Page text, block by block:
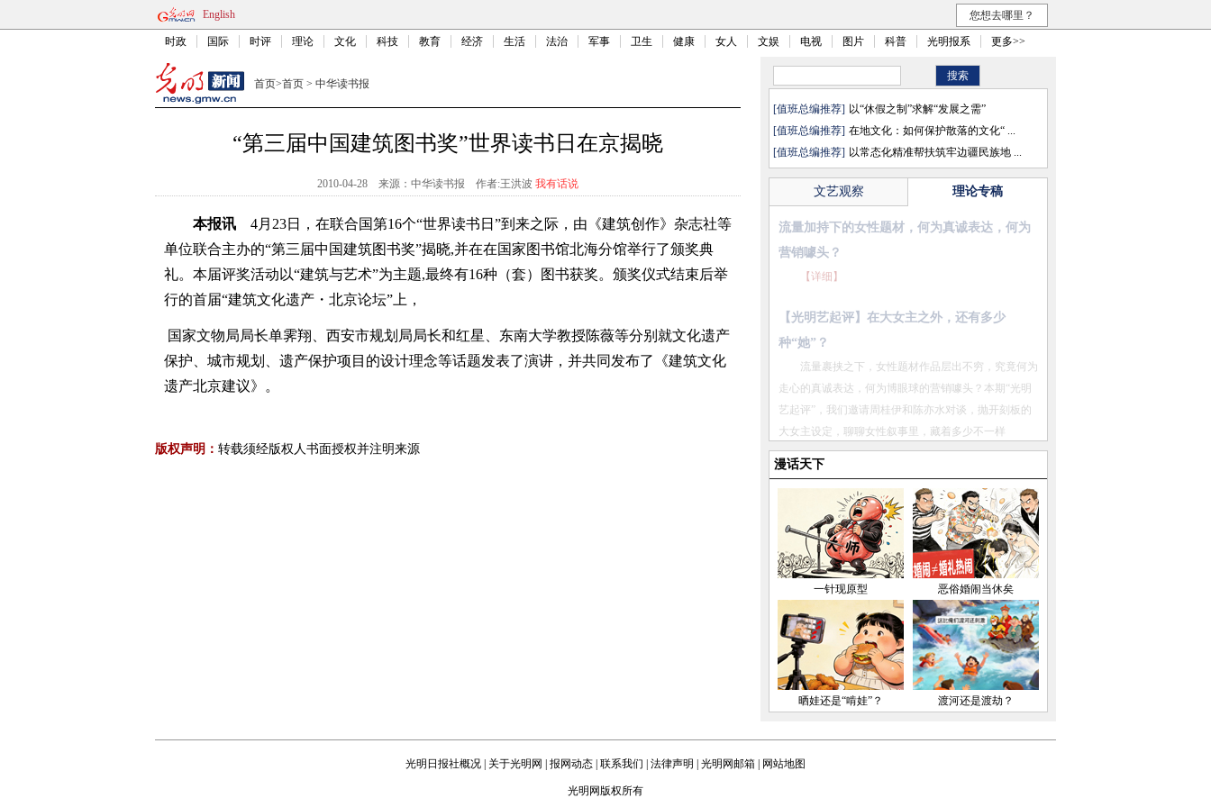
English 您想去哪里？
时政 国际 时评 理论 文化 科技 教育 经济 生活 法治 军事 卫生 健康 女人 文娱 电视 图片 科普 光明报系 更多>>
首页>首页 > 中华读书报
“第三届中国建筑图书奖”世界读书日在京揭晓
2010-04-28 来源：中华读书报 作者:王洪波 我有话说
本报讯 4月23日，在联合国第16个“世界读书日”到来之际，由《建筑创作》杂志社等
单位联合主办的“第三届中国建筑图书奖”揭晓,并在在国家图书馆北海分馆举行了颁奖典
礼。本届评奖活动以“建筑与艺术”为主题,最终有16种（套）图书获奖。颁奖仪式结束后举
行的首届“建筑文化遗产・北京论坛”上，
国家文物局局长单霁翔、西安市规划局局长和红星、东南大学教授陈薇等分别就文化遗产
保护、城市规划、遗产保护项目的设计理念等话题发表了演讲，并共同发布了《建筑文化
遗产北京建议》。
版权声明： 转载须经版权人书面授权并注明来源
[值班总编推荐] 以“休假之制”求解“发展之需”
[值班总编推荐] 在地文化：如何保护散落的文化“ ...
[值班总编推荐] 以常态化精准帮扶筑牢边疆民族地 ...
文艺观察 理论专稿
我国文旅消费正在扩容升级
【详细】
【详细】
漫话天下
一针现原型 恶俗婚闹当休矣
晒娃还是“啃娃”？ 渡河还是渡劫？
光明日报社概况 关于光明网 报网动态 联系我们 法律声明 光明网邮箱 网站地图
光明网版权所有